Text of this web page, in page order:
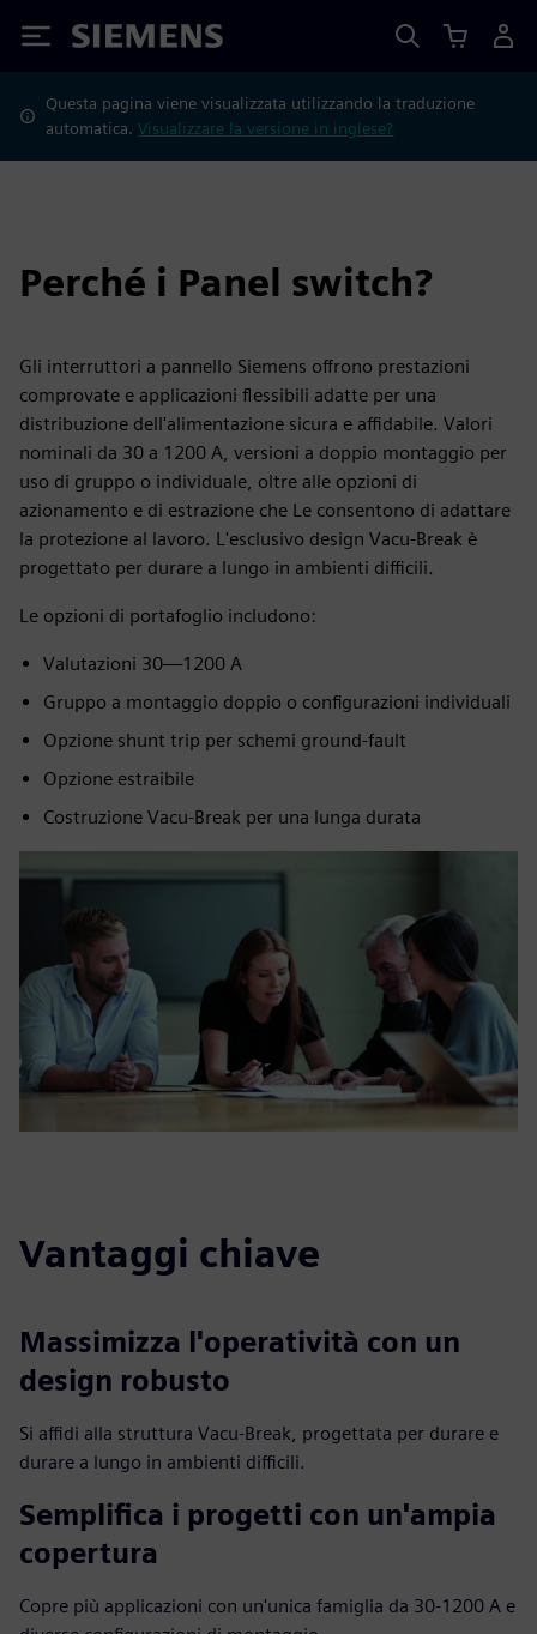
Siemens
Questa pagina viene visualizzata utilizzando la traduzione
automatica.Visualizzare la versione in inglese?
Perché i Panel switch?
Gli interruttori a pannello Siemens offrono prestazioni
comprovate e applicazioni flessibili adatte per una
distribuzione dell'alimentazione sicura e affidabile. Valori
nominali da 30 a 1200 A, versioni a doppio montaggio per
uso di gruppo o individuale, oltre alle opzioni di
azionamento e di estrazione che Le consentono di adattare
la protezione al lavoro. L'esclusivo design Vacu‑Break è
progettato per durare a lungo in ambienti difficili.
Le opzioni di portafoglio includono:
Valutazioni 30—1200 A
Gruppo a montaggio doppio o configurazioni individuali
Opzione shunt trip per schemi ground‑fault
Opzione estraibile
Costruzione Vacu‑Break per una lunga durata
Vantaggi chiave
Massimizza l'operatività con un
design robusto
Si affidi alla struttura Vacu‑Break, progettata per durare e
durare a lungo in ambienti difficili.
Semplifica i progetti con un'ampia
copertura
Copre più applicazioni con un'unica famiglia da 30-1200 A e